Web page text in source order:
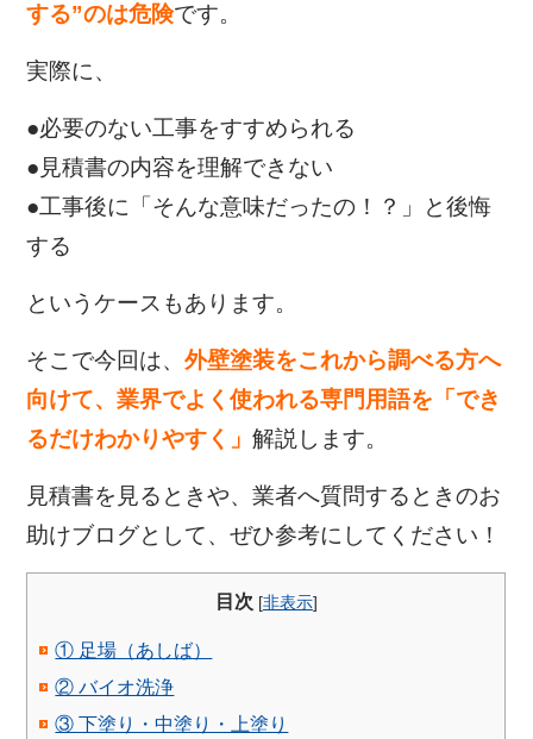
する”のは危険です。
実際に、
●必要のない工事をすすめられる
●見積書の内容を理解できない
●工事後に「そんな意味だったの！？」と後悔
する
というケースもあります。
そこで今回は、外壁塗装をこれから調べる方へ
向けて、業界でよく使われる専門用語を「でき
るだけわかりやすく」解説します。
見積書を見るときや、業者へ質問するときのお
助けブログとして、ぜひ参考にしてください！
目次 [非表示]
① 足場（あしば）
② バイオ洗浄
③ 下塗り・中塗り・上塗り